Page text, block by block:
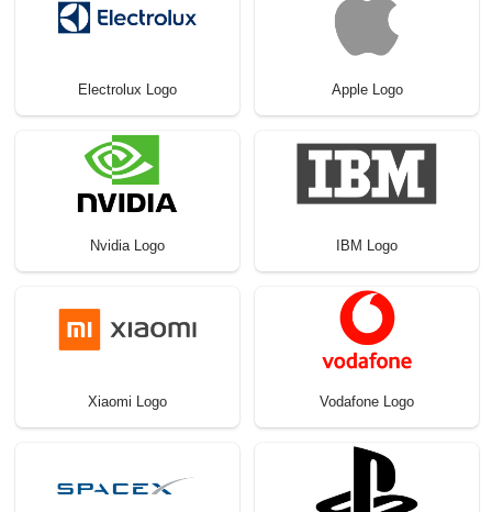
Electrolux Logo Apple Logo
Nvidia Logo IBM Logo
Xiaomi Logo Vodafone Logo